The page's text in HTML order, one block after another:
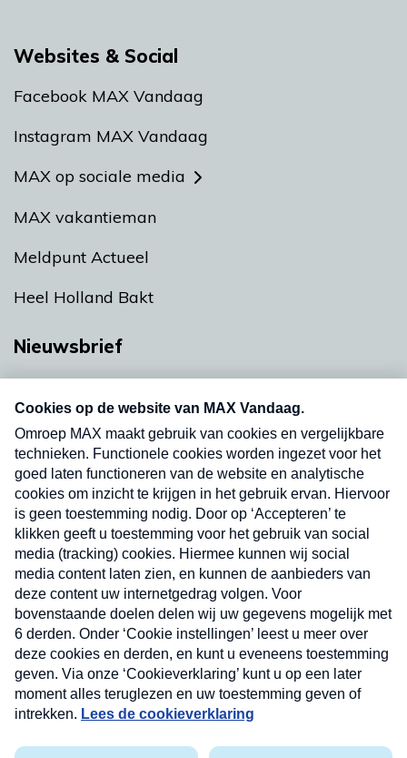
Websites & Social
Facebook MAX Vandaag
Instagram MAX Vandaag
MAX op sociale media
MAX vakantieman
Meldpunt Actueel
Heel Holland Bakt
Nieuwsbrief
nieuwsbrief. Elke vrijdag- en dinsdagochtend in
uw mailbox.
Verzend
Nieuwsbrief
Neem hier een gratis abonnement op onze
nieuwsbrief. Elke vrijdag- en dinsdagochtend in uw